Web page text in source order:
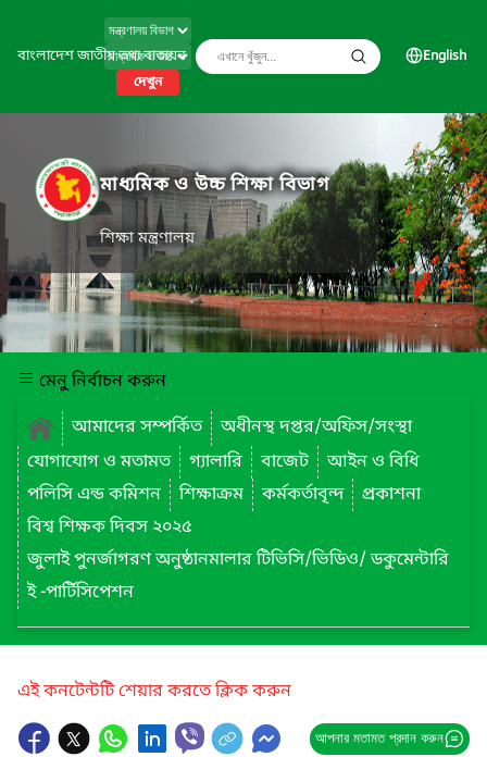
বাংলাদেশ জাতীয় তথ্য বাতায়ন
দেখুন
English
মাধ্যমিক ও উচ্চ শিক্ষা বিভাগ
শিক্ষা মন্ত্রণালয়
মেনু নির্বাচন করুন
আমাদের সম্পর্কিত
অধীনস্থ দপ্তর/অফিস/সংস্থা
যোগাযোগ ও মতামত
গ্যালারি বাজেট
আইন ও বিধি
পলিসি এন্ড কমিশন
শিক্ষাক্রম কর্মকর্তাবৃন্দ
প্রকাশনা
বিশ্ব শিক্ষক দিবস ২০২৫
জুলাই পুনর্জাগরণ অনুষ্ঠানমালার টিভিসি/ভিডিও/ ডকুমেন্টারি
ই -পার্টিসিপেশন
এই কনটেন্টটি শেয়ার করতে ক্লিক করুন
আপনার মতামত প্রদান করুন